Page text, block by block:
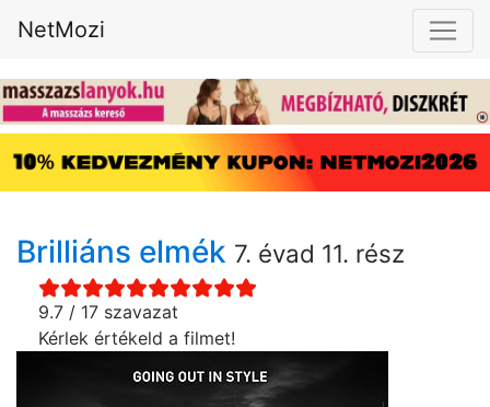
NetMozi
Brilliáns elmék 7. évad 11. rész
9.7 / 17 szavazat
Kérlek értékeld a filmet!